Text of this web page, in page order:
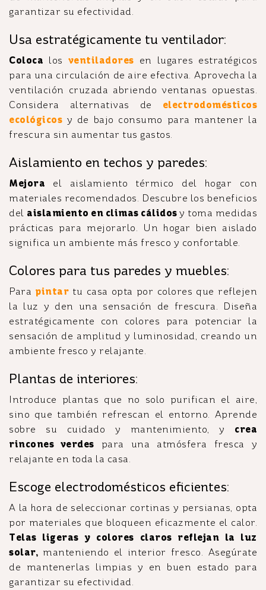
garantizar su efectividad.
Usa estratégicamente tu ventilador:
Coloca los ventiladores en lugares estratégicos
para una circulación de aire efectiva. Aprovecha la
ventilación cruzada abriendo ventanas opuestas.
Considera alternativas de electrodomésticos
ecológicos y de bajo consumo para mantener la
frescura sin aumentar tus gastos.
Aislamiento en techos y paredes:
Mejora el aislamiento térmico del hogar con
materiales recomendados. Descubre los beneficios
del aislamiento en climas cálidos y toma medidas
prácticas para mejorarlo. Un hogar bien aislado
significa un ambiente más fresco y confortable.
Colores para tus paredes y muebles:
Para pintar tu casa opta por colores que reflejen
la luz y den una sensación de frescura. Diseña
estratégicamente con colores para potenciar la
sensación de amplitud y luminosidad, creando un
ambiente fresco y relajante.
Plantas de interiores:
Introduce plantas que no solo purifican el aire,
sino que también refrescan el entorno. Aprende
sobre su cuidado y mantenimiento, y crea
rincones verdes para una atmósfera fresca y
relajante en toda la casa.
Escoge electrodomésticos eficientes:
A la hora de seleccionar cortinas y persianas, opta
por materiales que bloqueen eficazmente el calor.
Telas ligeras y colores claros reflejan la luz
solar, manteniendo el interior fresco. Asegúrate
de mantenerlas limpias y en buen estado para
garantizar su efectividad.